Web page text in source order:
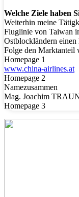
Welche Ziele haben
Weiterhin meine
Fluglinie von Taiwan
Ostblockländern
Folge den Marktanteil
Homepage 1
www.china-airlines.at
Homepage 2
Namezusammen
Mag. Joachim
Homepage 3